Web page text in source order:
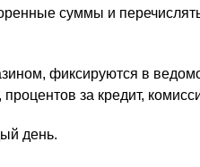
суммы и
фиксируются в
за кредит,
день.